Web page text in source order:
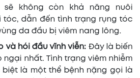
sẽ không còn khả năng nuôi
tóc, dẫn đến tình trạng rụng tóc
da đầu bị viêm nang lông.
và hói đầu vĩnh viễn: Đây là biến
ngại nhất. Tình trạng viêm nhiễm
biệt là một thể bệnh nặng gọi là